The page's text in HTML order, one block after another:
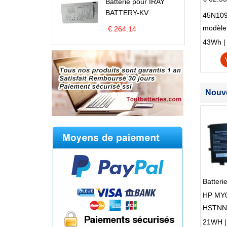
BATTERY-KV
€ 264.14
Edge
43Wh
HP
21WH